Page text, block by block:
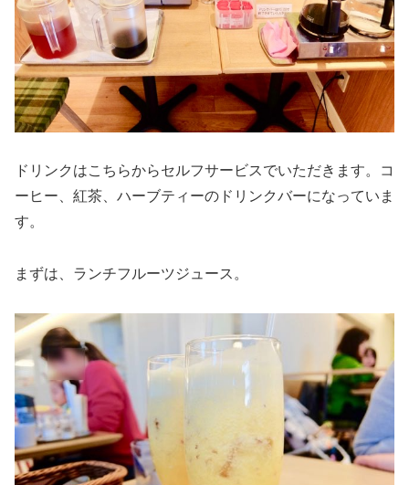
ドリンクはこちらからセルフサービスでいただきます。コ
ーヒー、紅茶、ハーブティーのドリンクバーになっていま
す。
まずは、ランチフルーツジュース。